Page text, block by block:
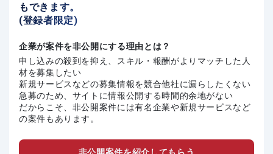
もできます。
(登録者限定)
企業が案件を非公開にする理由とは？
申し込みの殺到を抑え、スキル・報酬がよりマッチした人
材を募集したい
新規サービスなどの募集情報を競合他社に漏らしたくない
急募のため、サイトに情報公開する時間的余地がない
だからこそ、非公開案件には有名企業や新規サービスなど
の案件もあります。